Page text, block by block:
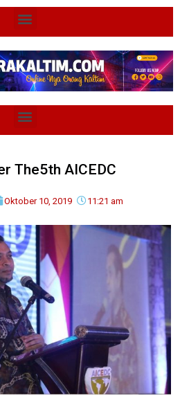
The5th AICEDC
Oktober 10, 2019 11:21 am